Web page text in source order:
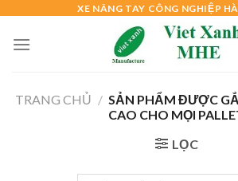
content
XE NÂNG TAY CÔNG NGHIỆP
TRANG CHỦ / SẢN PHẨM ĐƯỢC
CAO CHO MỌI
LỌC